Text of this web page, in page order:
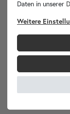
Ihr
Daten in unserer
Weitere